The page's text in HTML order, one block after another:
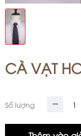
CÀ VẠT
Số lượng